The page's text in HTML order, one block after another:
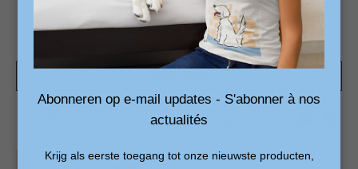
Nieuw
Sort by Newest products
Abonneren op e-mail updates - S'abonner à nos
actualités
Krijg als eerste toegang tot onze nieuwste producten,